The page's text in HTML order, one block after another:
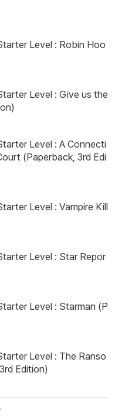
Level : Robin Hoo
Level : Give us the
Level : A Connecti
(Paperback, 3rd Edi
Level : Vampire Kill
Level : Star Repor
Level : Starman (P
Level : The Ranso
Edition)